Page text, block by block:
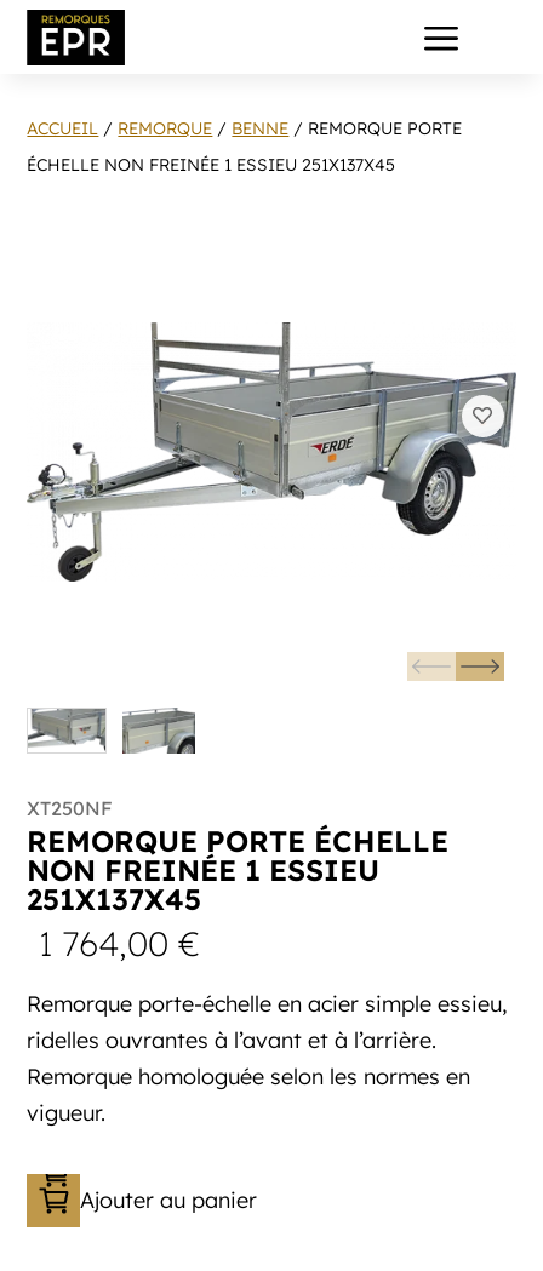
a
ACCUEIL / REMORQUE / BENNE / REMORQUE PORTE
ÉCHELLE NON FREINÉE 1 ESSIEU 251X137X45
XT250NF
REMORQUE PORTE ÉCHELLE
NON FREINÉE 1 ESSIEU
251X137X45
1 764,00€
Remorque porte-échelle en acier simple essieu,
ridelles ouvrantes à l’avant et à l’arrière.
Remorque homologuée selon les normes en
vigueur.
Ajouter au panier